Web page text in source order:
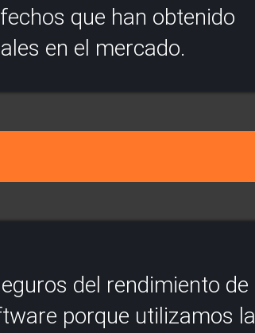
que han obtenido
en el mercado.
del rendimiento de
porque utilizamos la